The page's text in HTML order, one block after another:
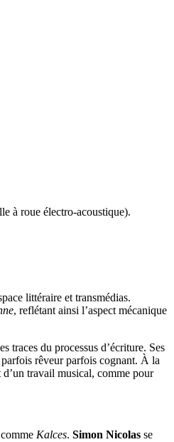
à roue électro-acoustique).
littéraire et transmédias.
, reflétant ainsi l’aspect mécanique
traces du processus d’écriture. Ses
rêveur parfois cognant. À la
travail musical, comme pour
Kalces. Simon Nicolas se